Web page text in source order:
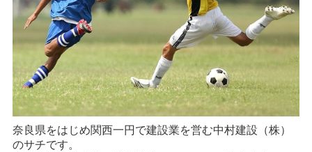
奈良県をはじめ関西一円で建設業を営む中村建設（株）
のサチです。